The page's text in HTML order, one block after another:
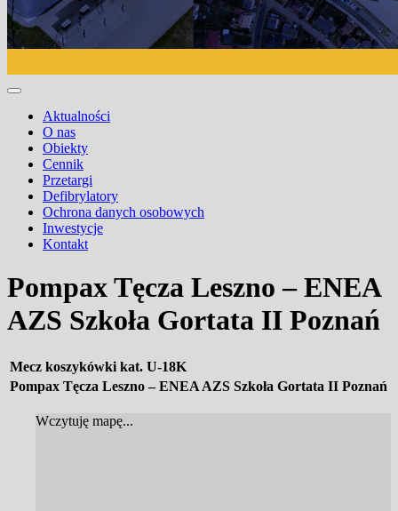
Aktualności
O nas
Obiekty
Cennik
Przetargi
Defibrylatory
Ochrona danych osobowych
Inwestycje
Kontakt
Pompax Tęcza Leszno – ENEA
AZS Szkoła Gortata II Poznań
Mecz koszykówki kat. U-18K
Pompax Tęcza Leszno – ENEA AZS Szkoła Gortata II Poznań
Wczytuję mapę...